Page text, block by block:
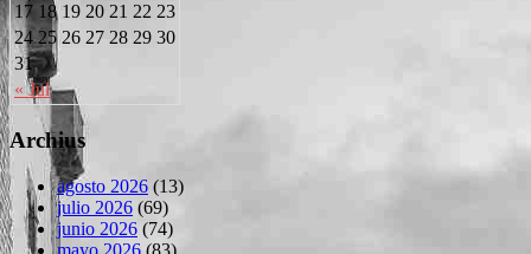
« Jul
17 18 19 20 21 22 23
24 25 26 27 28 29 30
31
Archius
agosto 2026 (13)
julio 2026 (69)
junio 2026 (74)
mayo 2026 (83)